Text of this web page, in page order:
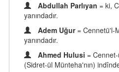
Abdullah Parlıyan = ki,
yanındadır.
Adem Uğur = Cennetü'l-
yanındadır.
Ahmed Hulusi =
(Sidret-ül Münteha'nın)